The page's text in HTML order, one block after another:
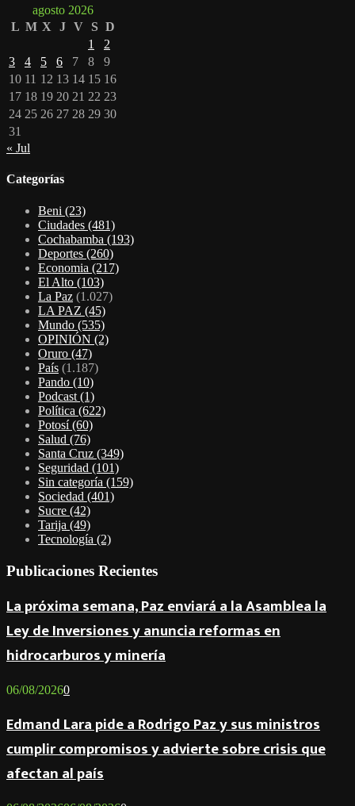
agosto 2026
L M X J V S D
1
2
3
4 5 6 7 8
9
10 11 12 13 14 15 16
17 18 19 20 21 22 23
24 25 26 27 28 29 30
31
« Jul
Categorías
Beni (23)
Ciudades (481)
Cochabamba (193)
Deportes (260)
Economia (217)
El Alto (103)
La Paz (1.027)
LA PAZ (45)
Mundo (535)
OPINIÓN (2)
Oruro (47)
País (1.187)
Pando (10)
Podcast (1)
Política (622)
Potosí(60)
Salud (76)
Santa Cruz (349)
Seguridad (101)
Sin categoría (159)
Sociedad (401)
Sucre (42)
Tarija (49)
Tecnología (2)
Publicaciones Recientes
La próxima semana, Paz enviará a la Asamblea la
Ley de Inversiones y anuncia reformas en
hidrocarburos y minería
06/08/20260
Edmand Lara pide a Rodrigo Paz y sus ministros
cumplir compromisos y advierte sobre crisis que
afectan al país